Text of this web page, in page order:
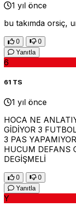
1 yıl önce
bu takımda orsiç,
0
0
Yanıtla
6
61 TS
1 yıl önce
HOCA NE
GİDİYOR 3
3 PAS
HUCUM DEFANS
DEGİŞMELİ
0
0
Yanıtla
Y